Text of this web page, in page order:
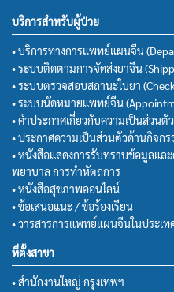
บริการสำหรับผู้ป่วย
• บริการทางการแพทย์แผนจีน
• ระบบติดตามการจัดส่งยาจีน
• ระบบตรวจสอบสถานะใบยา
• ระบบนัดหมายแพทย์จีน
• คำประกาศเกี่ยวกับความเป็นส่วนตั
• ประกาศความเป็นส่วนตัวด้านกิจก
• หนังสือแสดงการรับทราบข้อมูลแล
พยาบาล การทำหัตถการ
• หนังสือสุขภาพออนไลน์
• ข้อเสนอแนะ / ข้อร้องเรียน
• วารสารการแพทย์แผนจีนในประเท
ที่ตั้งสาขา
• สำนักงานใหญ่ กรุงเทพฯ